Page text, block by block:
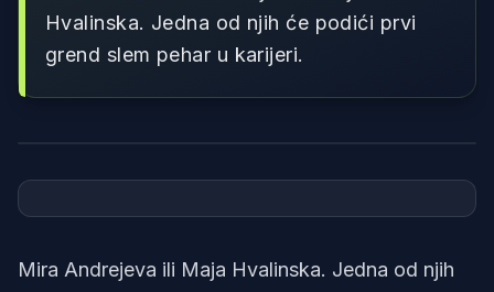
Hvalinska. Jedna od njih će podići prvi
grend slem pehar u karijeri.
Mira Andrejeva ili Maja Hvalinska. Jedna od njih